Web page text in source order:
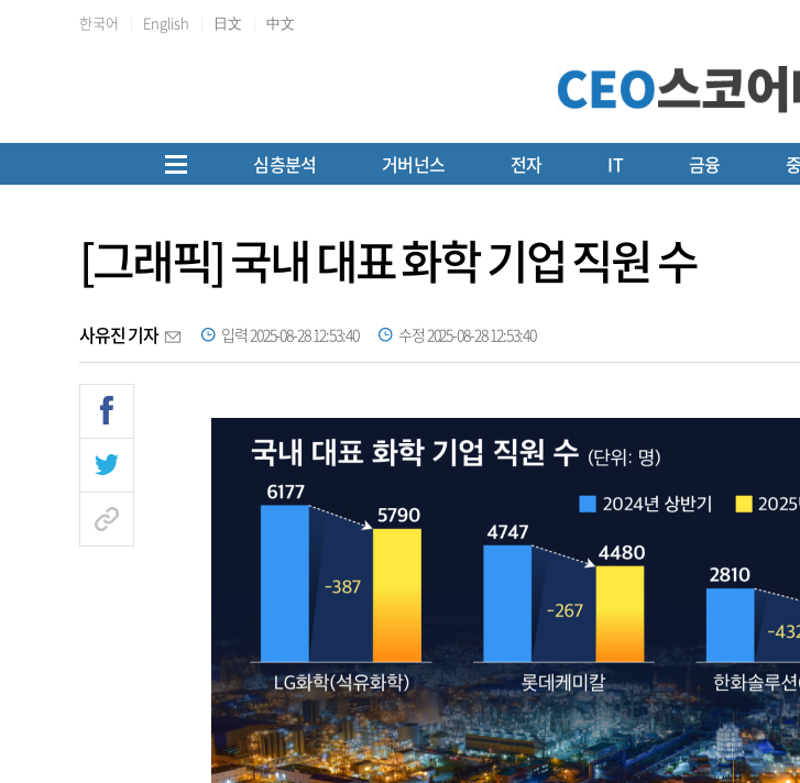
한국어 English 日文 中文
심층분석 거버넌스 전자 IT 금융
[그래픽] 국내 대표 화학 기업 직원 수
사유진 기자 입력 2025-08-28 12:53:40 수정 2025-08-28 12:53:40